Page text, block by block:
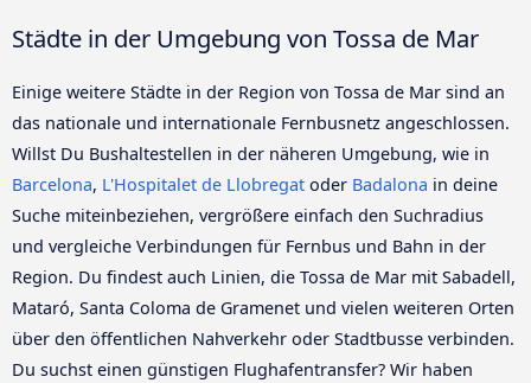
Städte in der Umgebung von Tossa de Mar
Einige weitere Städte in der Region von Tossa de Mar sind an
das nationale und internationale Fernbusnetz angeschlossen.
Willst Du Bushaltestellen in der näheren Umgebung, wie in
Barcelona, L'Hospitalet de Llobregat oder Badalona in deine
Suche miteinbeziehen, vergrößere einfach den Suchradius
und vergleiche Verbindungen für Fernbus und Bahn in der
Region. Du findest auch Linien, die Tossa de Mar mit Sabadell,
Mataró, Santa Coloma de Gramenet und vielen weiteren Orten
über den öffentlichen Nahverkehr oder Stadtbusse verbinden.
Du suchst einen günstigen Flughafentransfer? Wir haben